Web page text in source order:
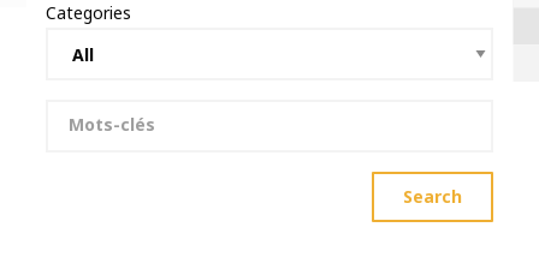
Categories
Keywords
Search